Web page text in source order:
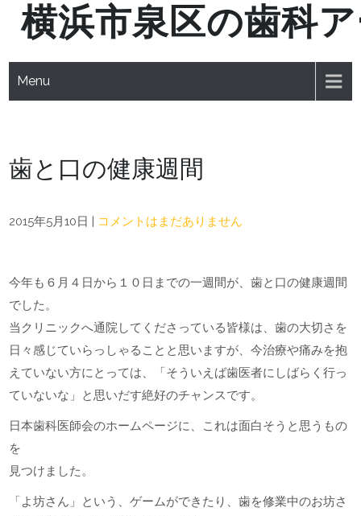
Skip横浜市泉区の歯科
Menu
歯と口の健康週間
2015年5月10日 | コメントはまだありません
今年も６月４日から１０日までの一週間が、歯と口の健康週間
でした。
当クリニックへ通院してくださっている皆様は、歯の大切さを
日々感じていらっしゃることと思いますが、今治療や痛みを抱
えていない方にとっては、「そういえば歯医者にしばらく行っ
ていないな」と思いだす絶好のチャンスです。
日本歯科医師会のホームページに、これは面白そうと思うもの
を
見つけました。
「よ坊さん」という、ゲームができたり、歯を修業中のお坊さ